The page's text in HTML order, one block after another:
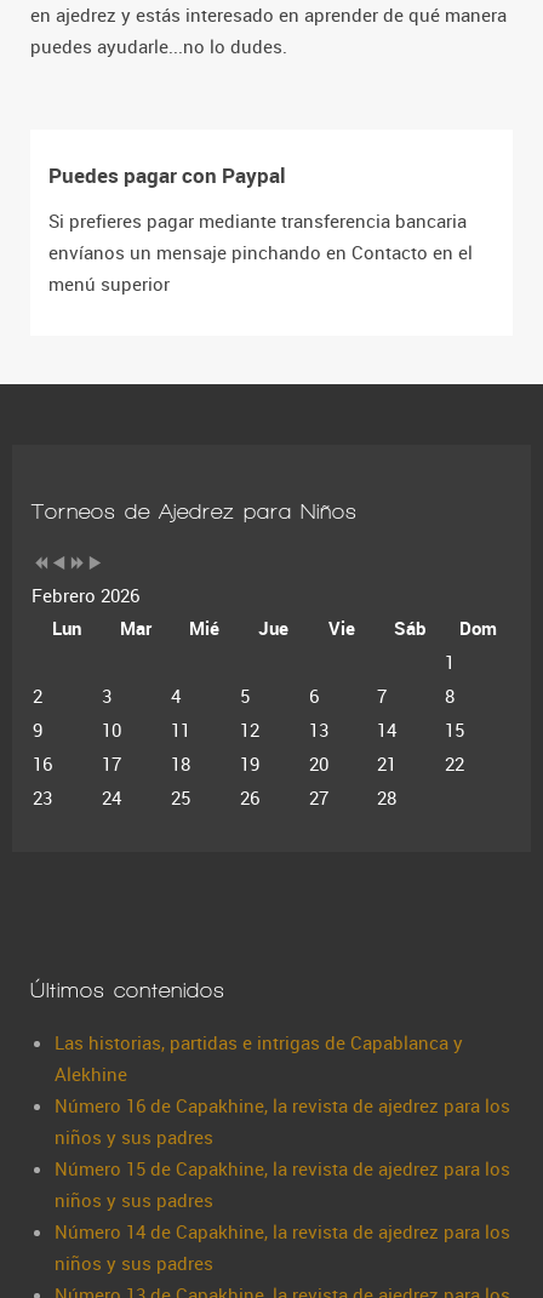
en ajedrez y estás interesado en aprender de qué manera
puedes ayudarle...no lo dudes.
Puedes pagar con Paypal
Si prefieres pagar mediante transferencia bancaria
envíanos un mensaje pinchando en Contacto en el
menú superior
Torneos de Ajedrez para Niños
Febrero 2026
Lun
Mar Mié Jue Vie Sáb
Dom
1
2
3 4 5 6 7
8
9
10 11 12 13 14
15
16
17 18 19 20 21
22
23
24 25 26 27 28
Últimos contenidos
Las historias, partidas e intrigas de Capablanca y
Alekhine
Número 16 de Capakhine, la revista de ajedrez para los
niños y sus padres
Número 15 de Capakhine, la revista de ajedrez para los
niños y sus padres
Número 14 de Capakhine, la revista de ajedrez para los
niños y sus padres